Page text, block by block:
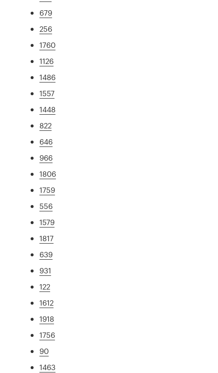
679
256
1760
1126
1486
1557
1448
822
646
966
1806
1759
556
1579
1817
639
931
122
1612
1918
1756
90
1463